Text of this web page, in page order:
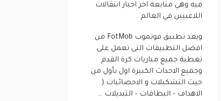
فيه وهي متابعة اخر اخبار انتقالات
اللاعبيين في العالم .
ويعد تطبيق فوتموب FotMob من
افضل التطبيقات التى تعمل على
تغطية جميع مباريات كرة القدم
وجميع الاحداث الكبيرة اول بأول من
حيث التشكيلات و الاحصائيات (
الاهداف – البطاقات – التبديلات …